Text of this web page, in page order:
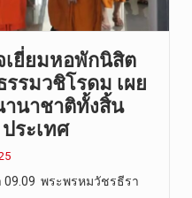
จเกี…
ส…
เยี่ยมหอพักนิสิต
รมวชิโรดม เผย
นาชาติทั้งสิ้น
ระเทศ
09.09 พระพรหมวัชรธีรา